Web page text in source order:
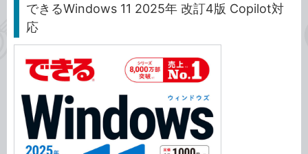
できるWindows 11 2025年 改訂4版 Copilot対
応